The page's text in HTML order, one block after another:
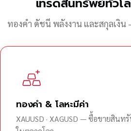
ทองคำ ดัชนี พลังงาน และสกุลเงิ
ทองคำ & โลหะมีค่า
XAUUSD · XAGUSD — ซื้อขายสิน